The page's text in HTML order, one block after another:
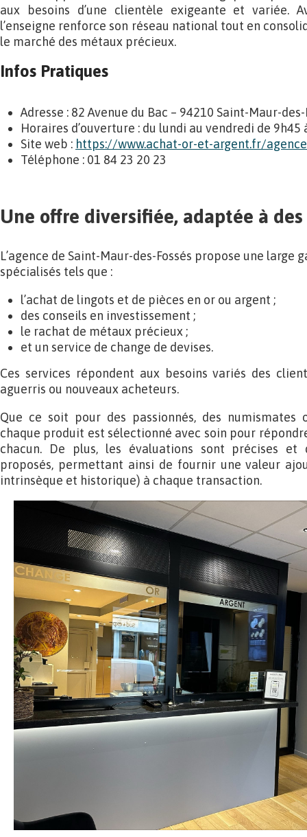
aux besoins d’une clientèle exigeante et variée.
l’enseigne renforce son réseau national tout en
le marché des métaux précieux.
Infos Pratiques
Adresse : 82 Avenue du Bac – 94210 Saint-Maur-des-
Horaires d’ouverture : du lundi au vendredi de 9h45
Site web : https://www.achat-or-et-argent.fr/
Téléphone : 01 84 23 20 23
Une offre diversifiée, adaptée à
L’agence de Saint-Maur-des-Fossés propose une large
spécialisés tels que :
l’achat de lingots et de pièces en or ou argent ;
des conseils en investissement ;
le rachat de métaux précieux ;
et un service de change de devises.
Ces services répondent aux besoins variés des
aguerris ou nouveaux acheteurs.
Que ce soit pour des passionnés, des numismates
chaque produit est sélectionné avec soin pour
chacun. De plus, les évaluations sont précises et
proposés, permettant ainsi de fournir une valeur
intrinsèque et historique) à chaque transaction.